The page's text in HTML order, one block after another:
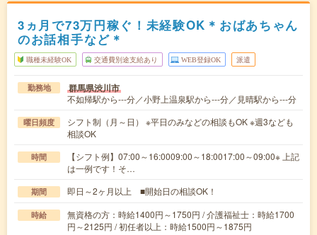
3ヵ月で73万円稼ぐ！未経験OK＊おばあちゃん
のお話相手など＊
職種未経験OK 交通費別途支給あり WEB登録OK 派遣
勤務地 群馬県渋川市
不如帰駅から---分／小野上温泉駅から---分／見晴駅から---分
曜日頻度
シフト制（月～日） ※平日のみなどの相談もOK ※週3なども
相談OK
時間
【シフト例】07:00～16:0009:00～18:0017:00～09:00※ 上記
は一例です！そ…
期間 即日～2ヶ月以上 ■開始日の相談OK！
時給
無資格の方：時給1400円～1750円 / 介護福祉士：時給1700
円～2125円 / 初任者以上：時給1500円～1875円